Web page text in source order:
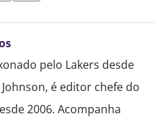
pelo Lakers desde
é editor chefe do
2006. Acompanha